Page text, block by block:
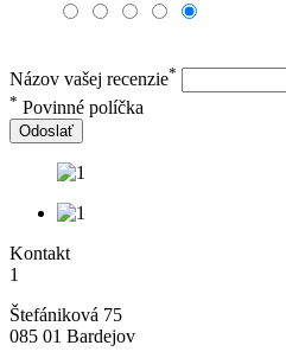
Názov vašej recenzie*
* Povinné políčka
Odoslať
Kontakt
1
Štefániková 75
085 01 Bardejov